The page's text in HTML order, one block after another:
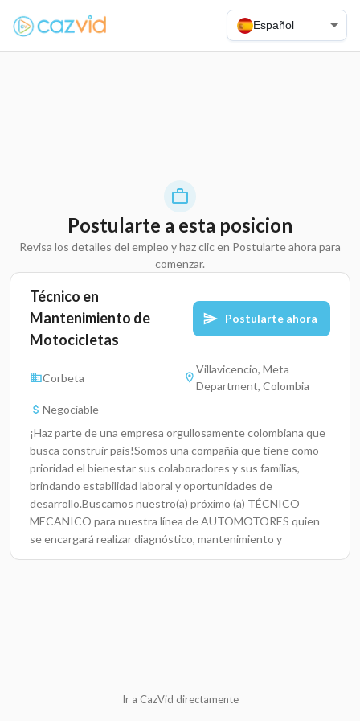
Español
Postularte a esta posicion
Revisa los detalles del empleo y haz clic en Postularte ahora para
comenzar.
Técnico en
Mantenimiento de
Motocicletas
Postularte ahora
Corbeta
Villavicencio, Meta
Department, Colombia
Negociable
¡Haz parte de una empresa orgullosamente colombiana que
busca construir país!Somos una compañía que tiene como
prioridad el bienestar sus colaboradores y sus familias,
brindando estabilidad laboral y oportunidades de
desarrollo.Buscamos nuestro(a) próximo (a) TÉCNICO
MECANICO para nuestra línea de AUTOMOTORES quien
se encargará realizar diagnóstico, mantenimiento y
reparación de los vehículos y motocicletas que le sean
con día compensatorio en semana). Salario: $ 1.982.000+
Ir a CazVid directamente